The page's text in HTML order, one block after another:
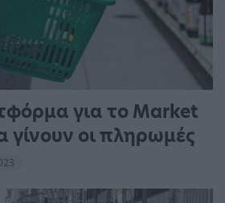
για το Market
γίνουν οι πληρωμές